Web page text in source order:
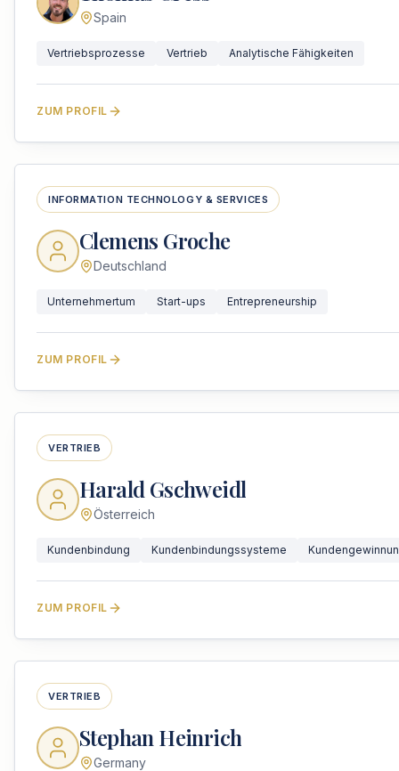
Spain
Vertriebsprozesse Vertrieb Analytische Fähigkeiten
ZUM PROFIL
INFORMATION TECHNOLOGY & SERVICES
Clemens Groche
Deutschland
Unternehmertum Start-ups Entrepreneurship
ZUM PROFIL
VERTRIEB
Harald Gschweidl
Österreich
Kundenbindung Kundenbindungssysteme
ZUM PROFIL
VERTRIEB
Stephan Heinrich
Germany